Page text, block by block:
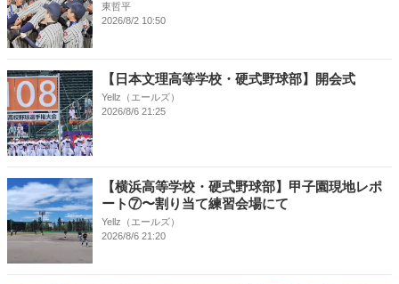
東哲平
2026/8/2 10:50
【日本文理高等学校・硬式野球部】開会式
Yellz（エールズ）
2026/8/6 21:25
【横浜高等学校・硬式野球部】甲子園現地レポ
ート⑦〜割り当て練習会場にて
Yellz（エールズ）
2026/8/6 21:20